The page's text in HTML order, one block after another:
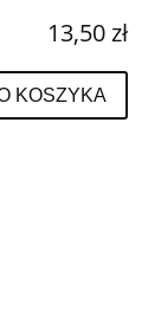
13,50 zł
KOSZYKA